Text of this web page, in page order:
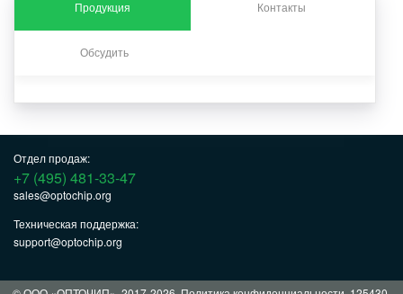
Продукция Контакты
Обсудить
Отдел продаж:
+7 (495) 481-33-47
sales@optochip.org
Техническая поддержка:
support@optochip.org